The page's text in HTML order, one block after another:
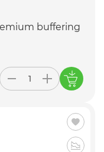
buffering